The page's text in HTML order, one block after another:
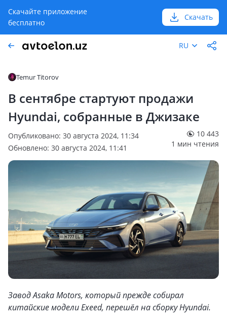
Скачайте приложение
бесплатно
Скачать
RU
Temur Titorov
В сентябре стартуют продажи
Hyundai, собранные в Джизаке
Опубликовано: 30 августа 2024, 11:34
Обновлено: 30 августа 2024, 11:41
10 443
1 мин чтения
Завод Asaka Motors, который прежде собирал
китайские модели Exeed, перешёл на сборку Hyundai.